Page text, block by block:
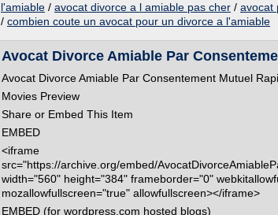
l'amiable / avocat divorce a l amiable pas cher / avocat
/ combien coute un avocat pour un divorce a l'amiable
Avocat Divorce Amiable Par
Avocat Divorce Amiable Par Consentement Mutuel
Movies Preview
Share or Embed This Item
EMBED
<iframe
src="https://archive.org/embed/
width="560" height="384" frameborder="0"
mozallowfullscreen="true" allowfullscreen></iframe>
EMBED (for wordpress.com hosted blogs)